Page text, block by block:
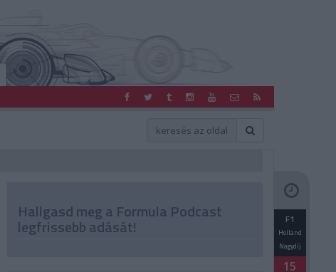
Hallgasd meg a Formula Podcast
legfrissebb adását! F1
Holland
Nagydíj
15